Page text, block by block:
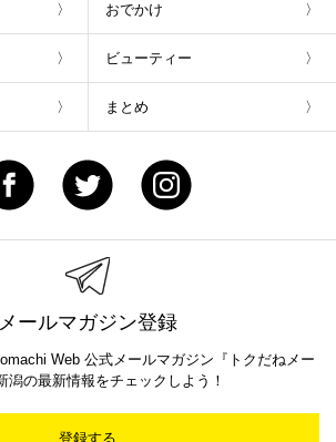
おでかけ
ビューティー
まとめ
メールマガジン登録
Web 公式メールマガジン『トクだねメー
潟の最新情報をチェックしよう！
登録する